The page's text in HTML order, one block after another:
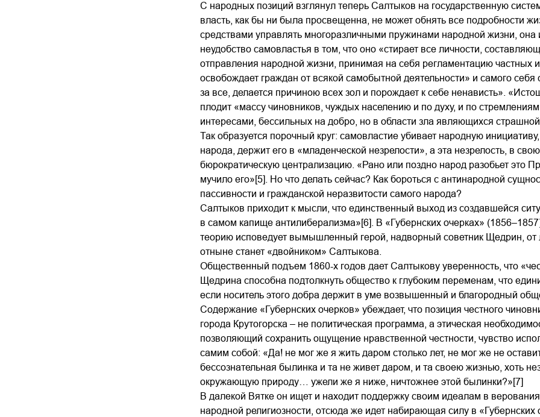
С народных позиций взглянул теперь Салтыков на государственную
власть, как бы ни была просвещенна, не может обнять все подробности
средствами управлять многоразличными пружинами народной жизни,
неудобство самовластья в том, что оно «стирает все личности,
отправления народной жизни, принимая на себя регламентацию частных
освобождает граждан от всякой самобытной деятельности» и самого себя
за все, делается причиною всех зол и порождает к себе ненависть».
плодит «массу чиновников, чуждых населению и по духу, и по
интересами, бессильных на добро, но в области зла являющихся
Так образуется порочный круг: самовластие убивает народную
народа, держит его в «младенческой незрелости», а эта незрелость, в
бюрократическую централизацию. «Рано или поздно народ разобьет это
мучило его»[5]. Но что делать сейчас? Как бороться с антинародной
пассивности и гражданской неразвитости самого народа?
Салтыков приходит к мысли, что единственный выход из создавшейся
в самом капище антилиберализма»[6]. В «Губернских очерках»
теорию исповедует вымышленный герой, надворный советник Щедрин, от
отныне станет «двойником» Салтыкова.
Общественный подъем 1860-х годов дает Салтыкову уверенность, что
Щедрина способна подтолкнуть общество к глубоким переменам, что
если носитель этого добра держит в уме возвышенный и благородный
Содержание «Губернских очерков» убеждает, что позиция честного
города Крутогорска – не политическая программа, а этическая
позволяющий сохранить ощущение нравственной честности, чувство
самим собой: «Да! не мог же я жить даром столько лет, не мог же не
бессознательная былинка и та не живет даром, и та своею жизнью, хоть
окружающую природу… ужели же я ниже, ничтожнее этой былинки?»[7]
В далекой Вятке он ищет и находит поддержку своим идеалам в
народной религиозности, отсюда же идет набирающая силу в